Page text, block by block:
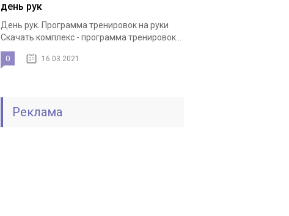
день рук
День рук. Программа тренировок на руки
Скачать комплекс - программа тренировок...
0 16.03.2021
Реклама